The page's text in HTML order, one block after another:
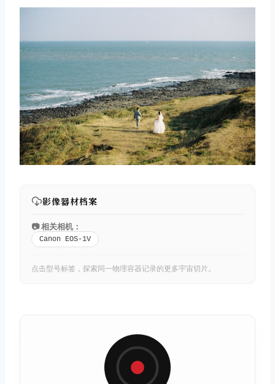
影像器材档案
📷 相关相机：
Canon EOS-1V
点击型号标签，探索同一物理容器记录的更多宇宙切片。